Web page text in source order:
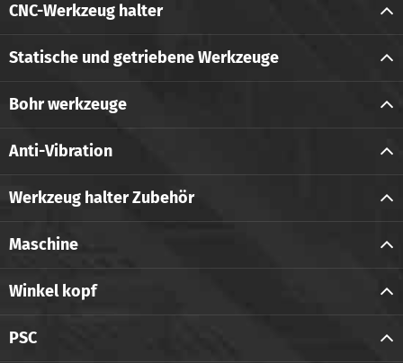
CNC-Werkzeug halter
Statische und getriebene Werkzeuge
Bohr werkzeuge
Anti-Vibration
Werkzeug halter Zubehör
Maschine
Winkel kopf
PSC